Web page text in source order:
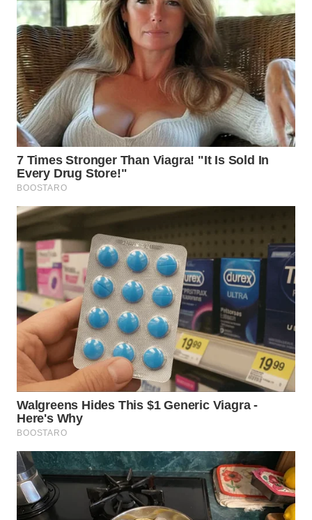
KARO
WN
SIMALUNGUN
WN
LABUHANBATU
WN
TAPANULI
TENGAH
WN DELI
SERDANG
WN
TEBING
TINGGI
WN
PAKPAK
WN
WN
BEKASI
WN
BOGOR